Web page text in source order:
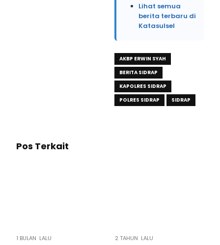
Lihat semua
berita terbaru di
Katasulsel
AKBP ERWIN SYAH
BERITA SIDRAP
KAPOLRES SIDRAP
POLRES SIDRAP
SIDRAP
Pos Terkait
1 BULAN LALU 2 TAHUN LALU